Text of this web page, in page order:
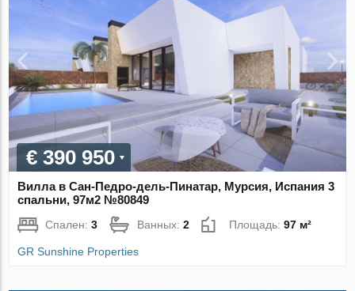
€ 390 950
Вилла в Сан-Педро-дель-Пинатар, Мурсия, Испания 3
спальни, 97м2 №80849
Спален:3 Ванных:2 Площадь:97 м²
GR Sunshine Properties